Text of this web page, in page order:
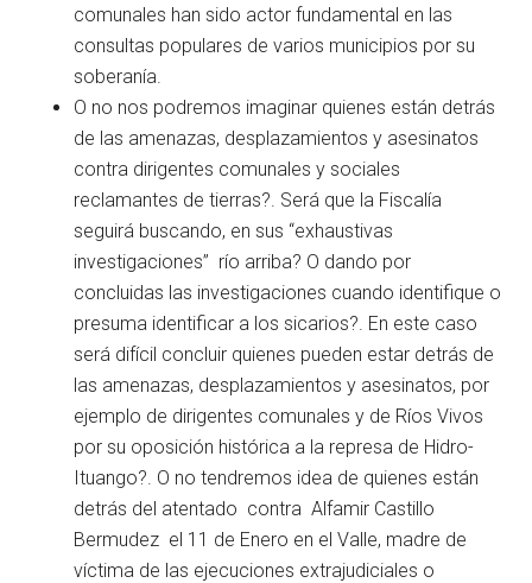
comunales han sido actor fundamental en las
consultas populares de varios municipios por su
soberanía.
O no nos podremos imaginar quienes están detrás
de las amenazas, desplazamientos y asesinatos
contra dirigentes comunales y sociales
reclamantes de tierras?. Será que la Fiscalía
seguirá buscando, en sus “exhaustivas
investigaciones” río arriba? O dando por
concluidas las investigaciones cuando identifique o
presuma identificar a los sicarios?. En este caso
será difícil concluir quienes pueden estar detrás de
las amenazas, desplazamientos y asesinatos, por
ejemplo de dirigentes comunales y de Ríos Vivos
por su oposición histórica a la represa de Hidro-
Ituango?. O no tendremos idea de quienes están
detrás del atentado contra Alfamir Castillo
Bermudez el 11 de Enero en el Valle, madre de
víctima de las ejecuciones extrajudiciales o